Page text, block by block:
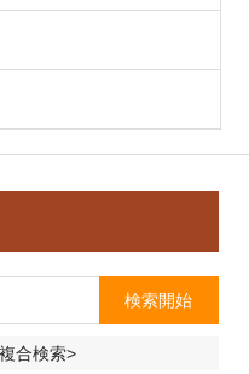
合検索>